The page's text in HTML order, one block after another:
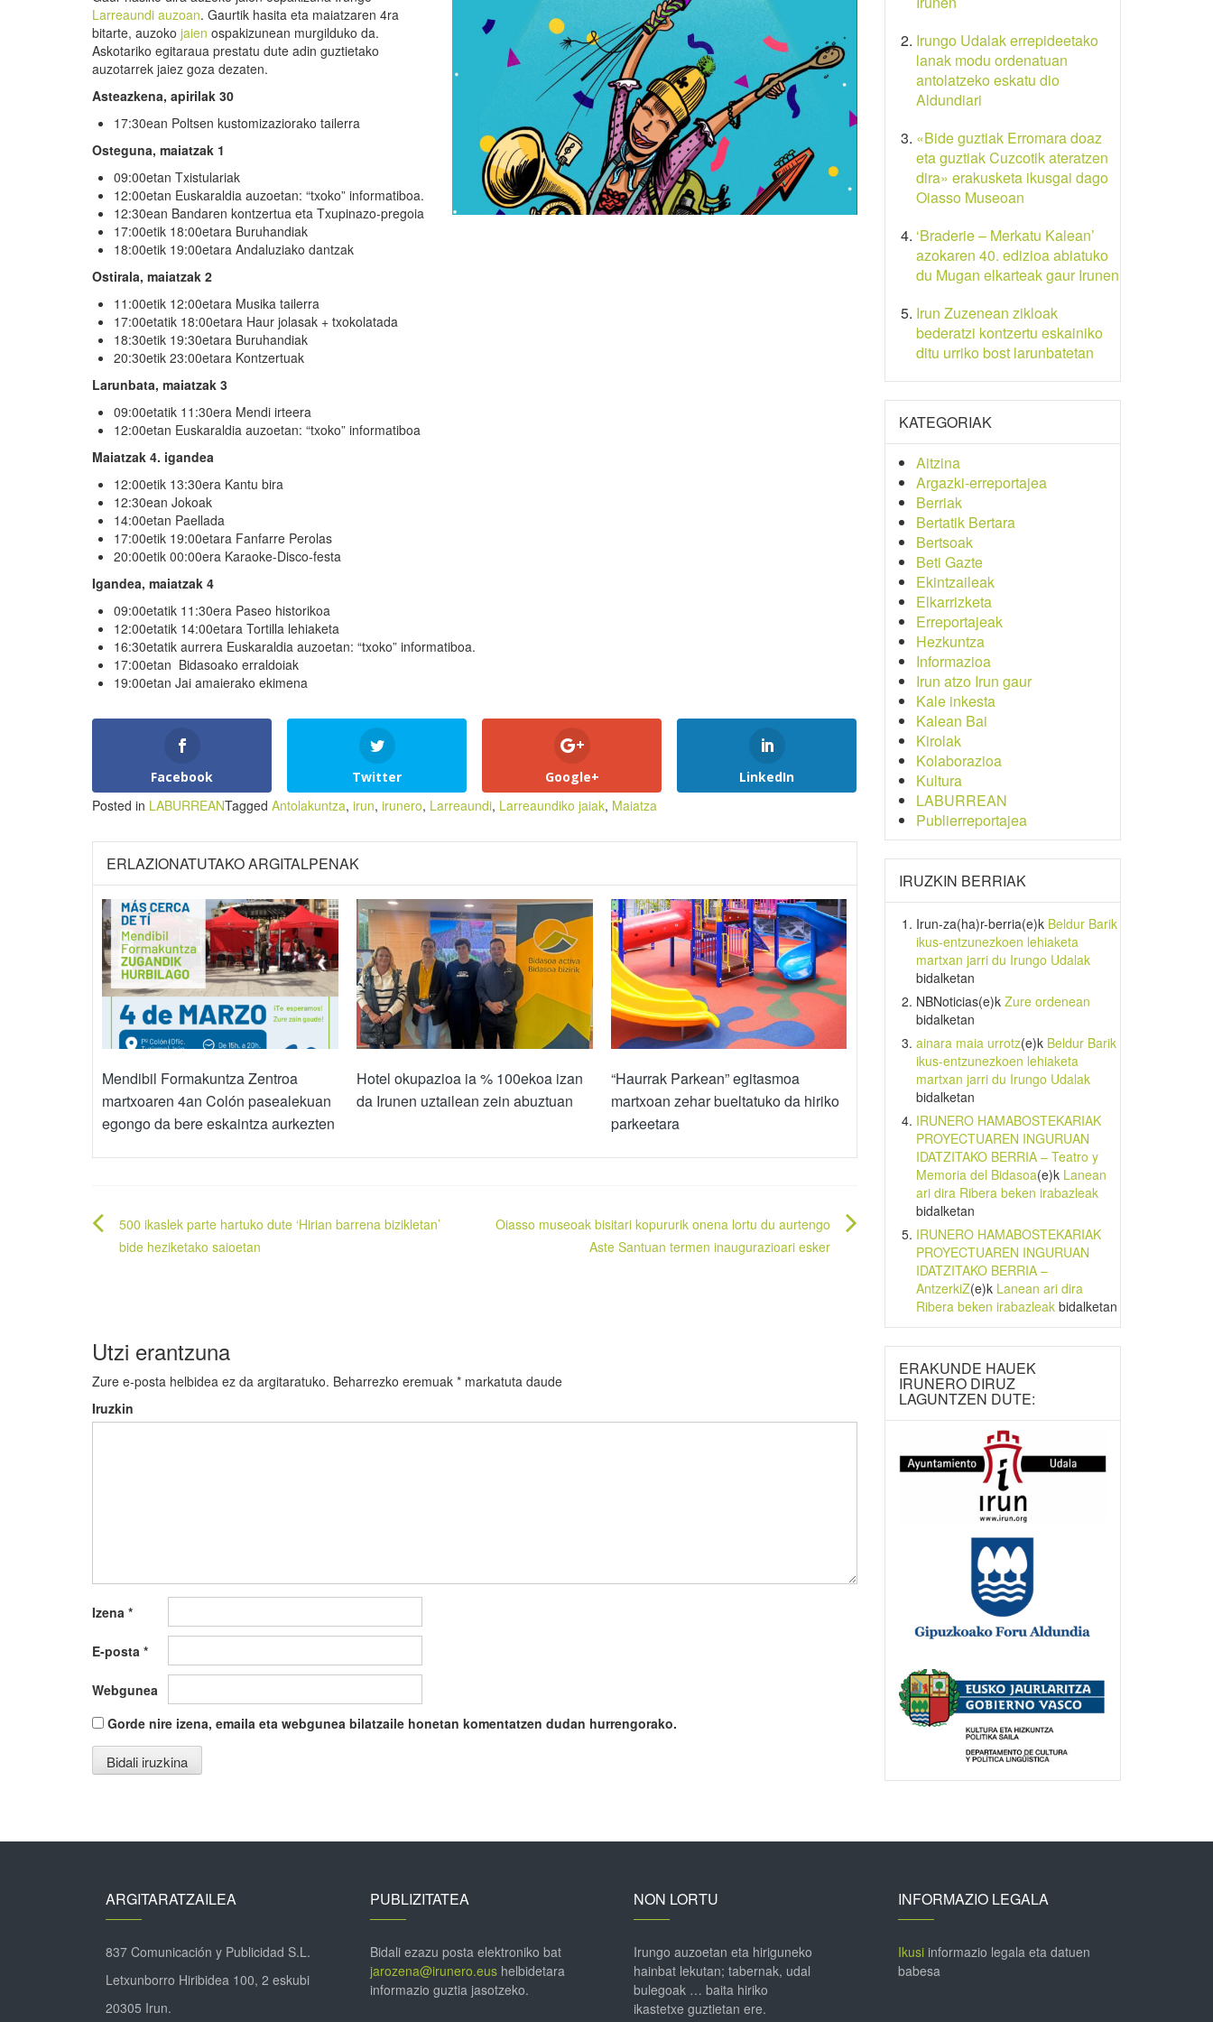
Larreaundi auzoan. Gaurtik hasita eta maiatzaren 4ra
bitarte, auzoko jaien ospakizunean murgilduko da.
Askotariko egitaraua prestatu dute adin guztietako
auzotarrek jaiez goza dezaten.
Asteazkena, apirilak 30
17:30ean Poltsen kustomizaziorako tailerra
Osteguna, maiatzak 1
09:00etan Txistulariak
12:00etan Euskaraldia auzoetan: “txoko” informatiboa.
12:30ean Bandaren kontzertua eta Txupinazo-pregoia
17:00etik 18:00etara Buruhandiak
18:00etik 19:00etara Andaluziako dantzak
Ostirala, maiatzak 2
11:00etik 12:00etara Musika tailerra
17:00etatik 18:00etara Haur jolasak + txokolatada
18:30etik 19:30etara Buruhandiak
20:30etik 23:00etara Kontzertuak
Larunbata, maiatzak 3
09:00etatik 11:30era Mendi irteera
12:00etan Euskaraldia auzoetan: “txoko” informatiboa
Maiatzak 4. igandea
12:00etik 13:30era Kantu bira
12:30ean Jokoak
14:00etan Paellada
17:00etik 19:00etara Fanfarre Perolas
20:00etik 00:00era Karaoke-Disco-festa
Igandea, maiatzak 4
09:00etatik 11:30era Paseo historikoa
12:00etatik 14:00etara Tortilla lehiaketa
16:30etatik aurrera Euskaraldia auzoetan: “txoko” informatiboa.
17:00etan Bidasoako erraldoiak
19:00etan Jai amaierako ekimena
Facebook Twitter Google+ LinkedIn
Posted in LABURREANTagged Antolakuntza, irun, irunero, Larreaundi, Larreaundiko jaiak, Maiatza
ERLAZIONATUTAKO ARGITALPENAK
Mendibil Formakuntza Zentroa
martxoaren 4an Colón pasealekuan
egongo da bere eskaintza aurkezten
Hotel okupazioa ia % 100ekoa izan
da Irunen uztailean zein abuztuan
“Haurrak Parkean” egitasmoa
martxoan zehar bueltatuko da hiriko
parkeetara
Bidalketetan
zehar
500 ikaslek parte hartuko dute ‘Hirian barrena bizikletan’
bide heziketako saioetan
Oiasso museoak bisitari kopururik onena lortu du aurtengo
Aste Santuan termen inaugurazioari esker
Utzi erantzuna
Zure e-posta helbidea ez da argitaratuko. Beharrezko eremuak * markatuta daude
Iruzkin
Izena *
E-posta *
Webgunea
Gorde nire izena, emaila eta webgunea bilatzaile honetan komentatzen dudan hurrengorako.
Irungo Udalak errepideetako
lanak modu ordenatuan
antolatzeko eskatu dio
Aldundiari
«Bide guztiak Erromara doaz
eta guztiak Cuzcotik ateratzen
dira» erakusketa ikusgai dago
Oiasso Museoan
‘Braderie – Merkatu Kalean’
azokaren 40. edizioa abiatuko
du Mugan elkarteak gaur Irunen
Irun Zuzenean zikloak
bederatzi kontzertu eskainiko
ditu urriko bost larunbatetan
KATEGORIAK
Aitzina
Argazki-erreportajea
Berriak
Bertatik Bertara
Bertsoak
Beti Gazte
Ekintzaileak
Elkarrizketa
Erreportajeak
Hezkuntza
Informazioa
Irun atzo Irun gaur
Kale inkesta
Kalean Bai
Kirolak
Kolaborazioa
Kultura
LABURREAN
Publierreportajea
IRUZKIN BERRIAK
Irun-za(ha)r-berria(e)k Beldur Barik
ikus-entzunezkoen lehiaketa
martxan jarri du Irungo Udalak
bidalketan
NBNoticias(e)k Zure ordenean
bidalketan
ainara maia urrotz(e)k Beldur Barik
ikus-entzunezkoen lehiaketa
martxan jarri du Irungo Udalak
bidalketan
IRUNERO HAMABOSTEKARIAK
PROYECTUAREN INGURUAN
IDATZITAKO BERRIA – Teatro y
Memoria del Bidasoa(e)k Lanean
ari dira Ribera beken irabazleak
bidalketan
IRUNERO HAMABOSTEKARIAK
PROYECTUAREN INGURUAN
IDATZITAKO BERRIA –
AntzerkiZ(e)k Lanean ari dira
Ribera beken irabazleakbidalketan
ERAKUNDE HAUEK
IRUNERO DIRUZ
LAGUNTZEN DUTE:
ARGITARATZAILEA
837 Comunicación y Publicidad S.L.
Letxunborro Hiribidea 100, 2 eskubi
20305 Irun.
PUBLIZITATEA
Bidali ezazu posta elektroniko bat
jarozena@irunero.eushelbidetara
informazio guztia jasotzeko.
NON LORTU
Irungo auzoetan eta hiriguneko
hainbat lekutan; tabernak, udal
bulegoak … baita hiriko
ikastetxe guztietan ere.
INFORMAZIO LEGALA
Ikusiinformazio legala eta datuen
babesa